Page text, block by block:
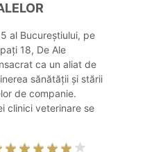
al Bucureștiului, pe
18, De Ale
ca un aliat de
sănătății și stării
de companie.
clinici veterinare se